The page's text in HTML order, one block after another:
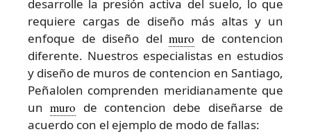
desarrolle la presión activa del suelo, lo que
requiere cargas de diseño más altas y un
enfoque de diseño del muro de contencion
diferente. Nuestros especialistas en estudios
y diseño de muros de contencion en Santiago,
Peñalolen comprenden meridianamente que
unmuro de contencion debe diseñarse de
acuerdo con el ejemplo de modo de fallas: